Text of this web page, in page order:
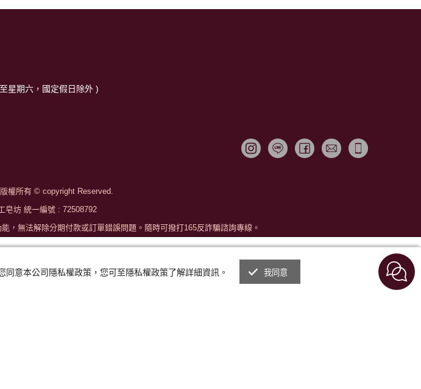
星期六，國定假日除外 )
權所有 © copyright Reserved.
皂坊 統一編號 : 72508792
，無法解除分期付款或訂單錯誤問題。隨時可撥打165反詐騙諮詢專線。
意本公司隱私權政策，您可至隱私權政策了解詳細資訊。 我同意